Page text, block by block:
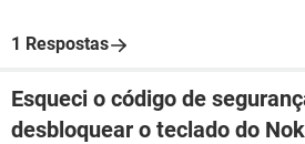
1 Respostas
Esqueci o código de
desbloquear o teclado do